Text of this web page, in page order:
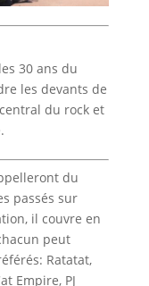
30 ans du
les devants de
du rock et
du
passés sur
il couvre en
peut
Ratatat,
Empire, PJ